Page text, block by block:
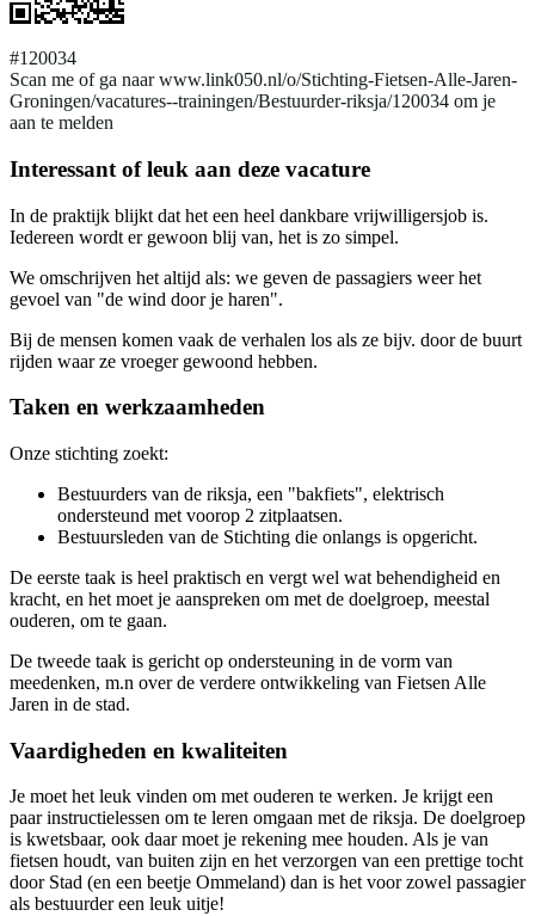
#120034
Scan me of ga naar www.link050.nl/o/Stichting-Fietsen-Alle-Jaren-
Groningen/vacatures--trainingen/Bestuurder-riksja/120034 om je
aan te melden
Interessant of leuk aan deze vacature
In de praktijk blijkt dat het een heel dankbare vrijwilligersjob is.
Iedereen wordt er gewoon blij van, het is zo simpel.
We omschrijven het altijd als: we geven de passagiers weer het
gevoel van "de wind door je haren".
Bij de mensen komen vaak de verhalen los als ze bijv. door de buurt
rijden waar ze vroeger gewoond hebben.
Taken en werkzaamheden
Onze stichting zoekt:
Bestuurders van de riksja, een "bakfiets", elektrisch
ondersteund met voorop 2 zitplaatsen.
Bestuursleden van de Stichting die onlangs is opgericht.
De eerste taak is heel praktisch en vergt wel wat behendigheid en
kracht, en het moet je aanspreken om met de doelgroep, meestal
ouderen, om te gaan.
De tweede taak is gericht op ondersteuning in de vorm van
meedenken, m.n over de verdere ontwikkeling van Fietsen Alle
Jaren in de stad.
Vaardigheden en kwaliteiten
Je moet het leuk vinden om met ouderen te werken. Je krijgt een
paar instructielessen om te leren omgaan met de riksja. De doelgroep
is kwetsbaar, ook daar moet je rekening mee houden. Als je van
fietsen houdt, van buiten zijn en het verzorgen van een prettige tocht
door Stad (en een beetje Ommeland) dan is het voor zowel passagier
als bestuurder een leuk uitje!